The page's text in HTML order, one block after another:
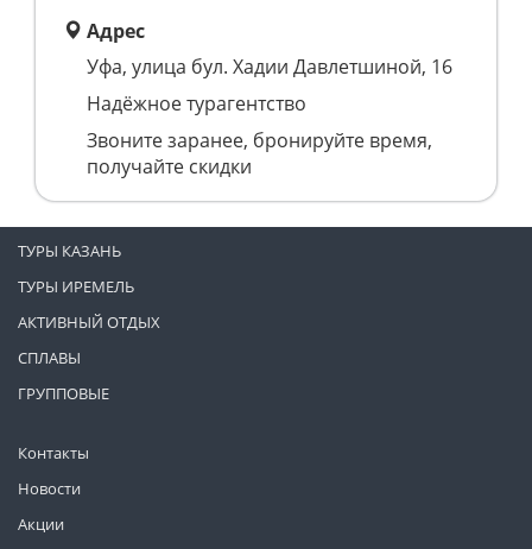
Адрес
Уфа, улица бул. Хадии Давлетшиной, 16
Надёжное турагентство
Звоните заранее, бронируйте время,
получайте скидки
Контакты
Новости
Акции
ТУРЫ КАЗАНЬ
ТУРЫ ИРЕМЕЛЬ
АКТИВНЫЙ ОТДЫХ
СПЛАВЫ
ГРУППОВЫЕ